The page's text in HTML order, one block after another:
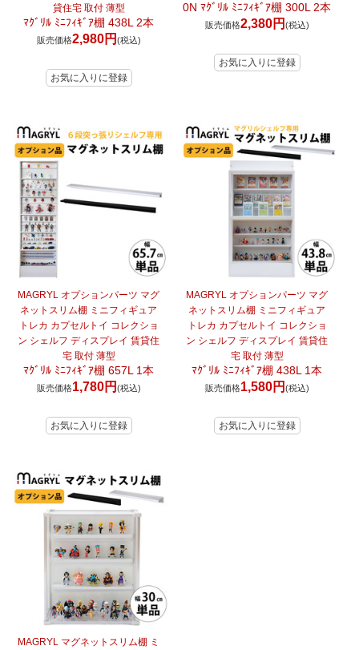
貸住宅 取付 薄型
ﾏｸﾞﾘﾙ ﾐﾆﾌｨｷﾞｱ棚 438L 2本
販売価格2,980円 (税込)
0N ﾏｸﾞﾘﾙ ﾐﾆﾌｨｷﾞｱ棚 300L 2本
販売価格2,380円 (税込)
MAGRYL オプションパーツ マグ
ネットスリム棚 ミニフィギュア
トレカ カプセルトイ コレクショ
ン シェルフ ディスプレイ 賃貸住
宅 取付 薄型
ﾏｸﾞﾘﾙ ﾐﾆﾌｨｷﾞｱ棚 657L 1本
販売価格1,780円 (税込)
MAGRYL オプションパーツ マグ
ネットスリム棚 ミニフィギュア
トレカ カプセルトイ コレクショ
ン シェルフ ディスプレイ 賃貸住
宅 取付 薄型
ﾏｸﾞﾘﾙ ﾐﾆﾌｨｷﾞｱ棚 438L 1本
販売価格1,580円 (税込)
MAGRYL マグネットスリム棚 ミ